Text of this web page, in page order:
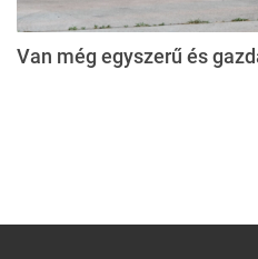
Van még egyszerű és